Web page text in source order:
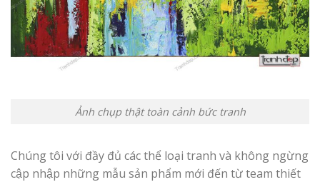
Ảnh chụp thật toàn cảnh bức tranh
Chúng tôi với đầy đủ các thể loại tranh và không ngừng
cập nhập những mẫu sản phẩm mới đến từ team thiết